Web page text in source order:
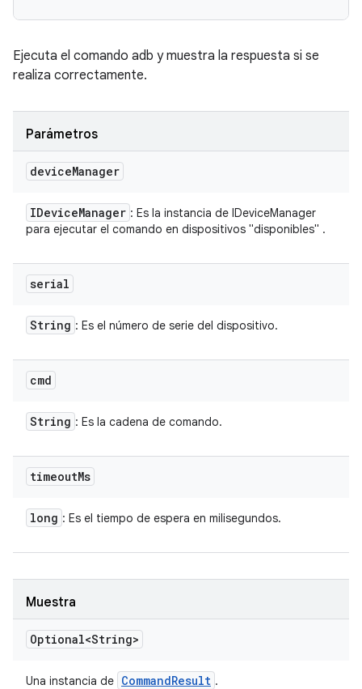
Ejecuta el comando adb y muestra la respuesta si se
realiza correctamente.
Parámetros
deviceManager
IDeviceManager : Es la instancia de IDeviceManager
para ejecutar el comando en dispositivos "disponibles" .
serial
String : Es el número de serie del dispositivo.
cmd
String : Es la cadena de comando.
timeoutMs
long : Es el tiempo de espera en milisegundos.
Muestra
Optional<String>
Una instancia de CommandResult .